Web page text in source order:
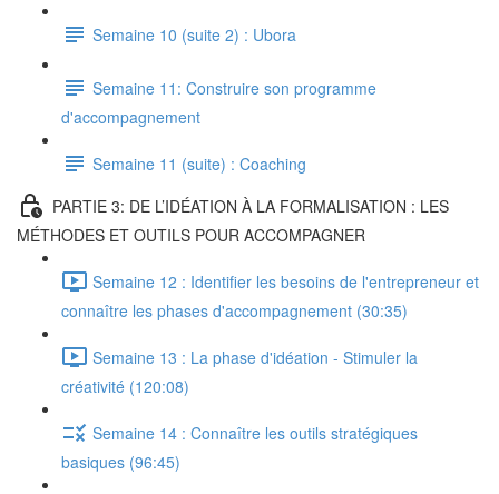
Semaine 10 (suite 2) : Ubora
Semaine 11: Construire son programme
d'accompagnement
Semaine 11 (suite) : Coaching
PARTIE 3: DE L’IDÉATION À LA FORMALISATION : LES
MÉTHODES ET OUTILS POUR ACCOMPAGNER
Semaine 12 : Identifier les besoins de l'entrepreneur et
connaître les phases d'accompagnement (30:35)
Semaine 13 : La phase d'idéation - Stimuler la
créativité (120:08)
Semaine 14 : Connaître les outils stratégiques
basiques (96:45)